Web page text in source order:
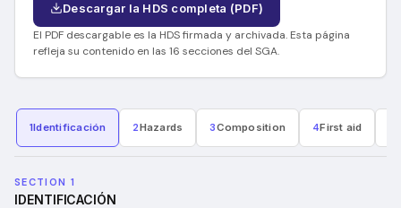
Descargar la HDS completa (PDF)
El PDF descargable es la HDS firmada y archivada. Esta página
refleja su contenido en las 16 secciones del SGA.
1Identificación 2Hazards 3Composition 4First aid
SECTION 1
IDENTIFICACIÓN